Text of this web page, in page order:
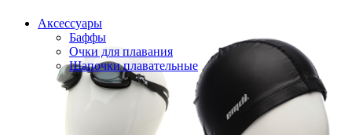
Аксессуары
Баффы
Очки для плавания
Шапочки плавательные